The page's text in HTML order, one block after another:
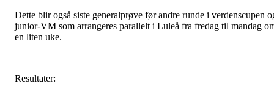
Dette blir også siste generalprøve før andre runde i verdenscupen
junior-VM som arrangeres parallelt i Luleå fra fredag til mandag
en liten uke.
Resultater: